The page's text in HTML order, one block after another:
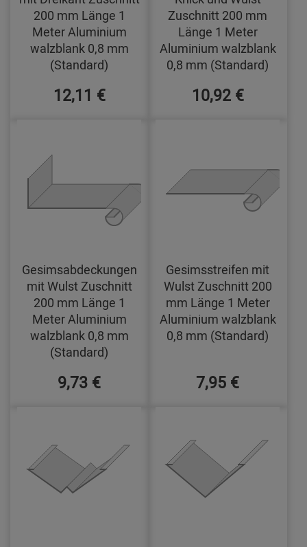
200 mm Länge 1
Meter Aluminium
walzblank 0,8 mm
(Standard)
12,11 €
Zuschnitt 200 mm
Länge 1 Meter
Aluminium walzblank
0,8 mm (Standard)
10,92 €
Gesimsabdeckungen
mit Wulst Zuschnitt
200 mm Länge 1
Meter Aluminium
walzblank 0,8 mm
(Standard)
9,73 €
Gesimsstreifen mit
Wulst Zuschnitt 200
mm Länge 1 Meter
Aluminium walzblank
0,8 mm (Standard)
7,95 €